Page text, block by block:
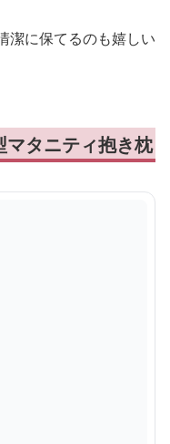
潔に保てるのも嬉しい
タニティ抱き枕